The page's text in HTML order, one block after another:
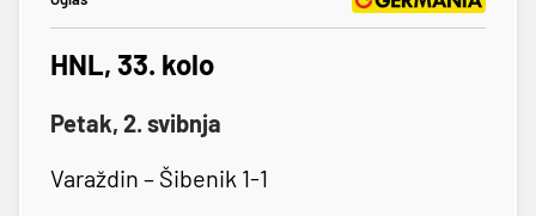
HNL, 33. kolo
Petak, 2. svibnja
Varaždin – Šibenik 1-1